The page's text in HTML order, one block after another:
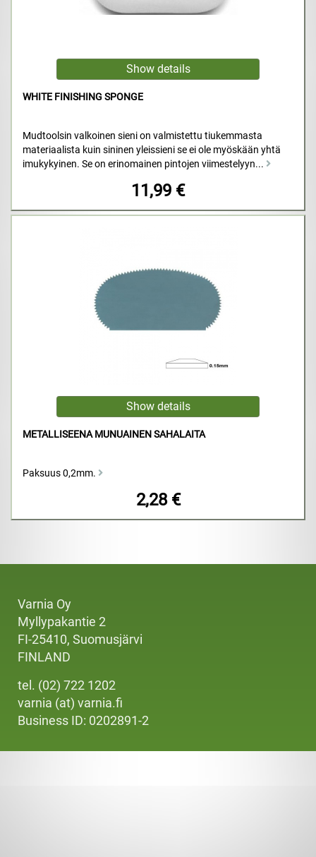
WHITE FINISHING SPONGE
Mudtoolsin valkoinen sieni on valmistettu tiukemmasta
materiaalista kuin sininen yleissieni se ei ole myöskään yhtä
imukykyinen. Se on erinomainen pintojen viimestelyyn...
11,99 €
METALLISEENA MUNUAINEN SAHALAITA
Paksuus 0,2mm.
2,28 €
Varnia Oy
Myllypakantie 2
FI-25410, Suomusjärvi
FINLAND
tel. (02) 722 1202
varnia (at) varnia.fi
Business ID: 0202891-2